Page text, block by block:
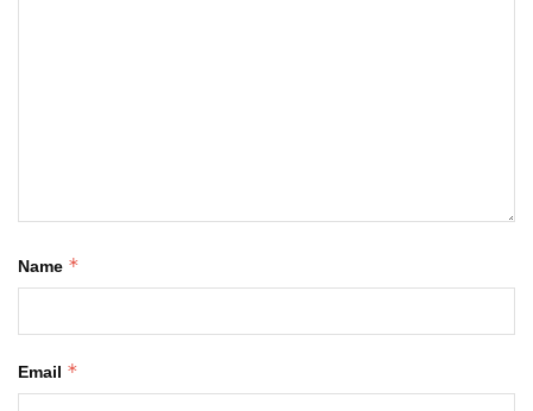
Name *
Email *